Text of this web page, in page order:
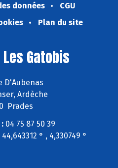
données
CGU
Plan du site
Gatobis
D'Aubenas
Ardèche
Prades
04 75 87 50 39
44,643312 ° , 4,330749 °